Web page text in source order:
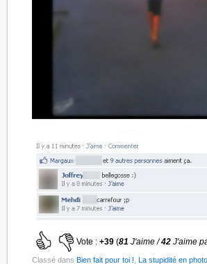
Vote :+39 (81J'aime /42 J'aime
Classé dans Bien fait pour toi ! La stupidité en